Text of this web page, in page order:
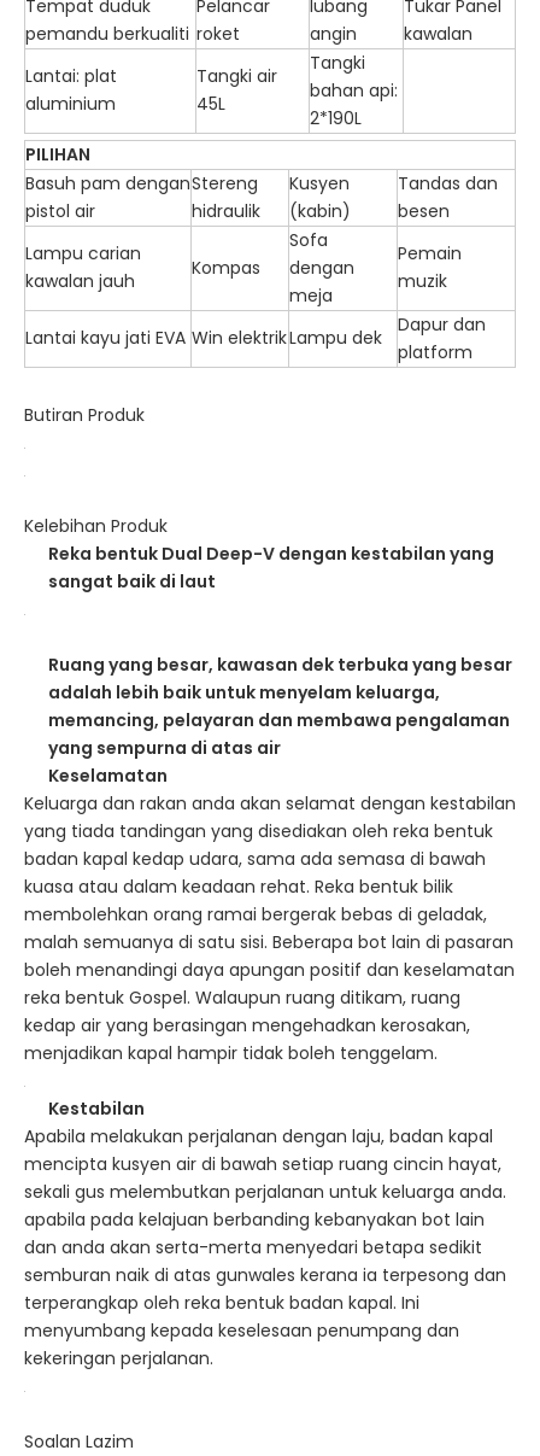
Tempat duduk
pemandu berkualiti
Pelancar
roket
lubang
angin
Tukar Panel
kawalan
Lantai: plat
aluminium
Tangki air
45L
Tangki
bahan api:
2*190L
PILIHAN
Basuh pam dengan
pistol air
Stereng
hidraulik
Kusyen
(kabin)
Tandas dan
besen
Lampu carian
kawalan jauh
Kompas
Sofa
dengan
meja
Pemain
muzik
Lantai kayu jati EVA Win elektrikLampu dek
Dapur dan
platform
Butiran Produk
Kelebihan Produk
Reka bentuk Dual Deep-V dengan kestabilan yang
sangat baik di laut
Ruang yang besar, kawasan dek terbuka yang besar
adalah lebih baik untuk menyelam keluarga,
memancing, pelayaran dan membawa pengalaman
yang sempurna di atas air
Keselamatan
Keluarga dan rakan anda akan selamat dengan kestabilan
yang tiada tandingan yang disediakan oleh reka bentuk
badan kapal kedap udara, sama ada semasa di bawah
kuasa atau dalam keadaan rehat. Reka bentuk bilik
membolehkan orang ramai bergerak bebas di geladak,
malah semuanya di satu sisi. Beberapa bot lain di pasaran
boleh menandingi daya apungan positif dan keselamatan
reka bentuk Gospel. Walaupun ruang ditikam, ruang
kedap air yang berasingan mengehadkan kerosakan,
menjadikan kapal hampir tidak boleh tenggelam.
Kestabilan
Apabila melakukan perjalanan dengan laju, badan kapal
mencipta kusyen air di bawah setiap ruang cincin hayat,
sekali gus melembutkan perjalanan untuk keluarga anda.
apabila pada kelajuan berbanding kebanyakan bot lain
dan anda akan serta-merta menyedari betapa sedikit
semburan naik di atas gunwales kerana ia terpesong dan
terperangkap oleh reka bentuk badan kapal. Ini
menyumbang kepada keselesaan penumpang dan
kekeringan perjalanan.
Soalan Lazim